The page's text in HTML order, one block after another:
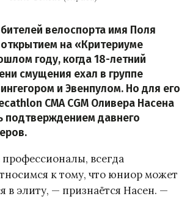
велоспорта имя Поля
открытием на «Критериуме
году, когда 18-летний
смущения ехал в группе
и Эвенпулом. Но для его
CMA CGM Оливера Насена
подтверждением давнего
всегда
к тому, что юниор может
в элиту, — признаётся Насен. —